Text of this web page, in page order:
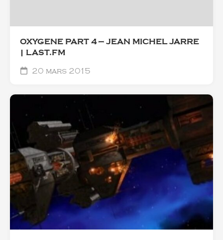
OXYGENE PART 4 — JEAN MICHEL JARRE
| LAST.FM
20 mars 2015